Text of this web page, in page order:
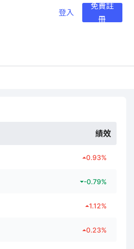
登入
免費註
冊
績效
0.93%
-0.79%
1.12%
0.23%